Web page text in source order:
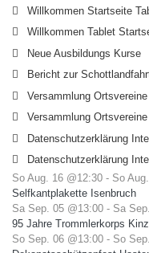
Willkommen Startseite
Willkommen Tablet
Neue Ausbildungs Kurse
Bericht zur
Versammlung
Versammlung
Datenschutzerklärung
Datenschutzerklärung
So Aug. 16 @12:30 - So
Selfkantplakette Isenbruch
Sa Sep. 05 @13:00 - Sa
95 Jahre Trommlerkorps
So Sep. 06 @13:00 - So